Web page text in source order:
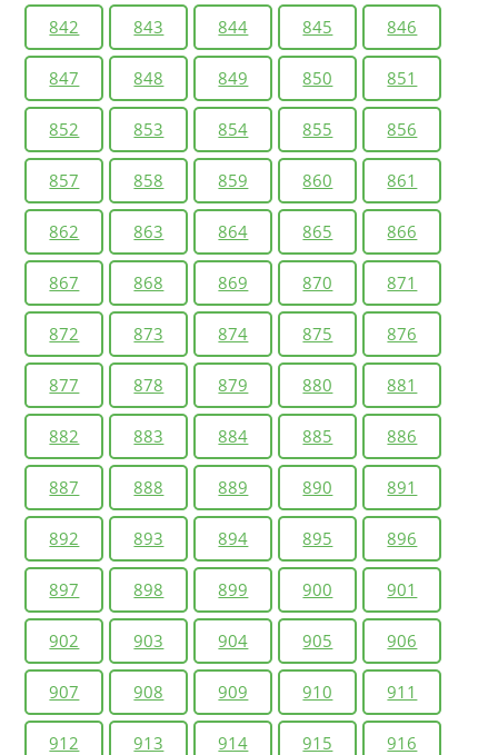
842 843 844 845 846
847 848 849 850 851
852 853 854 855 856
857 858 859 860 861
862 863 864 865 866
867 868 869 870 871
872 873 874 875 876
877 878 879 880 881
882 883 884 885 886
887 888 889 890 891
892 893 894 895 896
897 898 899 900 901
902 903 904 905 906
907 908 909 910 911
912 913 914 915 916